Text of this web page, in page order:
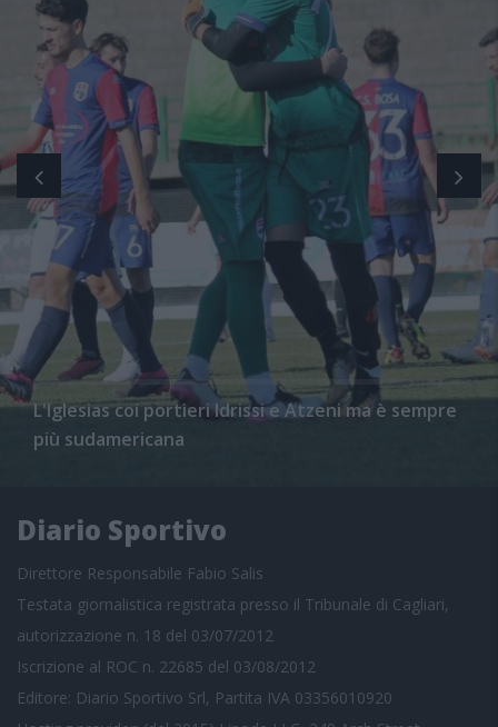
L'Iglesias coi portieri Idrissi e Atzeni ma è sempre
più sudamericana
Diario Sportivo
Direttore Responsabile Fabio Salis
Testata giornalistica registrata presso il Tribunale di Cagliari,
autorizzazione n. 18 del 03/07/2012
Iscrizione al ROC n. 22685 del 03/08/2012
Editore: Diario Sportivo Srl, Partita IVA 03356010920